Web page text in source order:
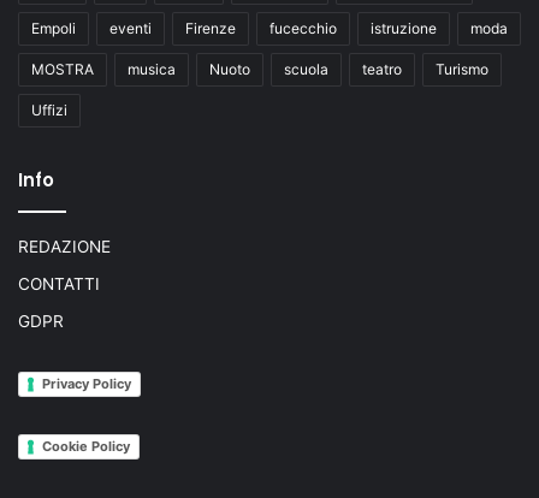
Empoli eventi Firenze fucecchio istruzione moda
MOSTRA musica Nuoto scuola teatro Turismo
Uffizi
Info
REDAZIONE
CONTATTI
GDPR
Privacy Policy
Cookie Policy